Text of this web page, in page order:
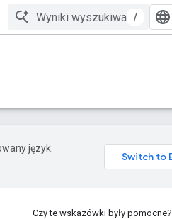
/
język.
Czy te wskazówki były pomocne?